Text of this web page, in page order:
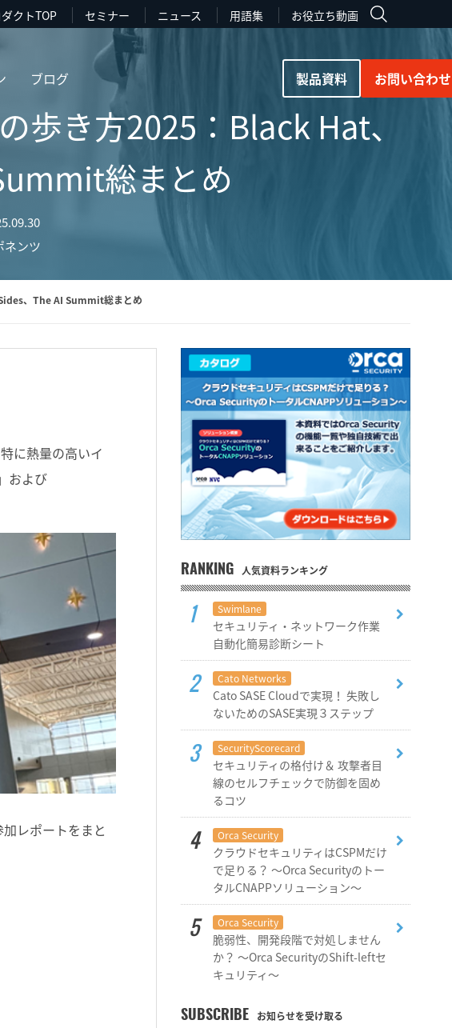
クトTOP セミナー ニュース 用語集 お役立ち動画
ブログ 製品資料 お問い合わせ
歩き方2025：Black Hat、
総まとめ
ネンツ
、The AI Summit総まとめ
に熱量の高いイ
および
レポートをまと
RANKING 人気資料ランキング
Swimlane
セキュリティ・ネットワーク作業
自動化簡易診断シート
Cato Networks
Cato SASE Cloudで実現！ 失敗し
ないためのSASE実現３ステップ
SecurityScorecard
セキュリティの格付け＆ 攻撃者目
線のセルフチェックで防御を固め
るコツ
Orca Security
クラウドセキュリティはCSPMだけ
で足りる？ ～Orca Securityのトー
タルCNAPPソリューション～
Orca Security
脆弱性、開発段階で対処しません
か？ ～Orca SecurityのShift-leftセ
キュリティ～
SUBSCRIBE お知らせを受け取る